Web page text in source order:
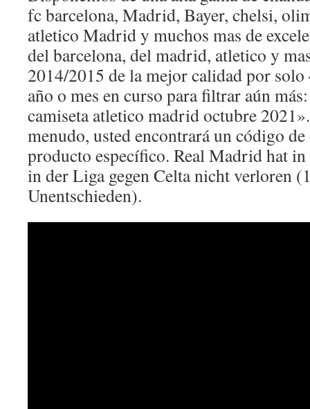
fc barcelona, Madrid, Bayer, chelsi,
atletico Madrid y muchos mas de
del barcelona, del madrid, atletico y
2014/2015 de la mejor calidad por solo
año o mes en curso para filtrar aún
camiseta atletico madrid octubre
menudo, usted encontrará un código de
producto específico. Real Madrid hat
in der Liga gegen Celta nicht verloren
Unentschieden).